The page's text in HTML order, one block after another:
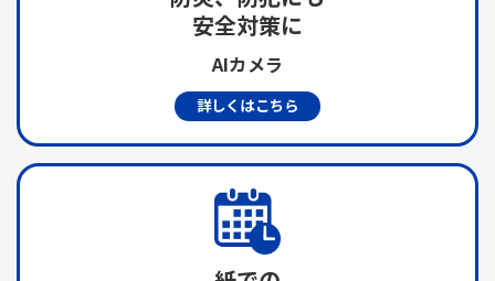
安全対策に
AIカメラ
詳しくはこちら